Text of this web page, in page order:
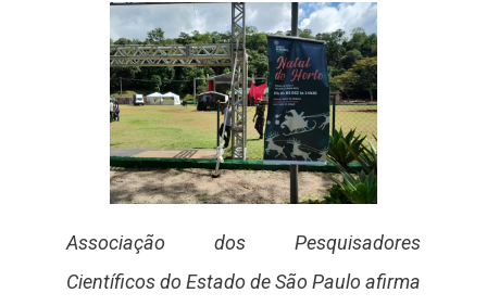
Associação dos Pesquisadores
Científicos do Estado de São Paulo afirma